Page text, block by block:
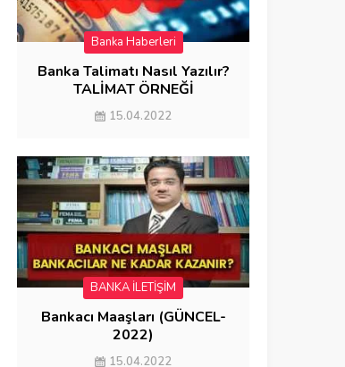
Banka Haberleri
Banka Talimatı Nasıl Yazılır?
TALİMAT ÖRNEĞİ
15.04.2022
BANKA İLETİŞİM
Bankacı Maaşları (GÜNCEL-
2022)
15.04.2022